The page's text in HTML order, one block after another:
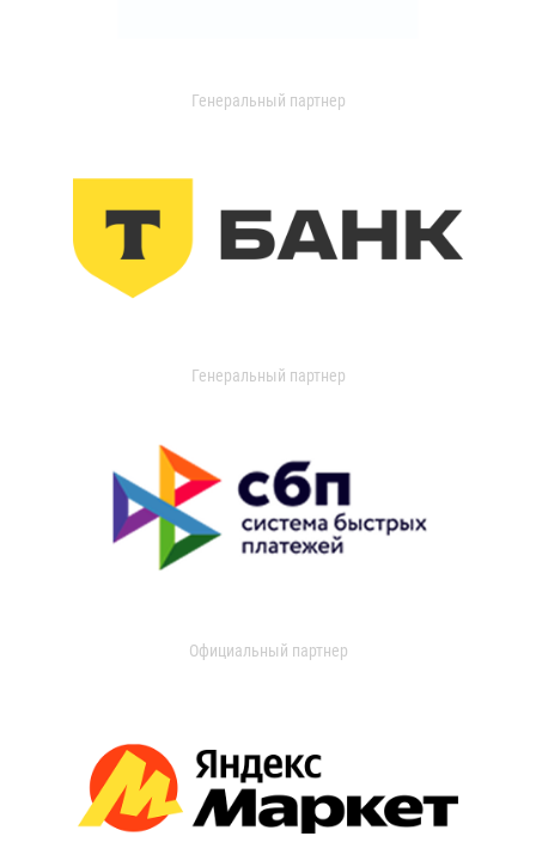
Генеральный партнер
Генеральный партнер
Официальный партнер